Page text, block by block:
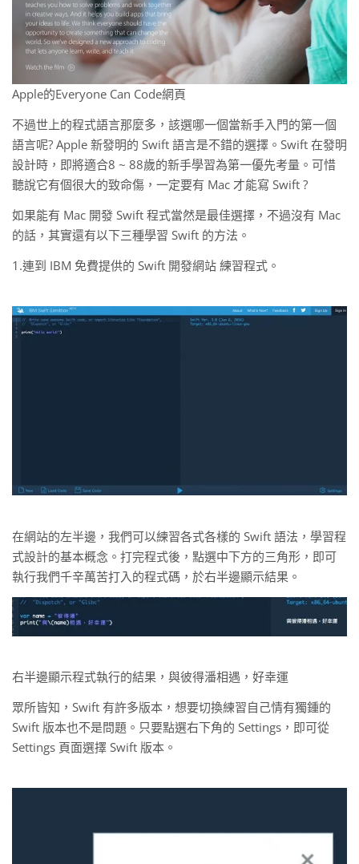
Apple的Everyone Can Code網頁
不過世上的程式語言那麼多，該選哪一個當新手入門的第一個
語言呢? Apple 新發明的 Swift 語言是不錯的選擇。Swift 在發明
設計時，即將適合8 ~ 88歲的新手學習為第一優先考量。可惜
聽說它有個很大的致命傷，一定要有 Mac 才能寫 Swift ?
如果能有 Mac 開發 Swift 程式當然是最佳選擇，不過沒有 Mac
的話，其實還有以下三種學習 Swift 的方法。
1.連到 IBM 免費提供的 Swift 開發網站 練習程式。
在網站的左半邊，我們可以練習各式各樣的 Swift 語法，學習程
式設計的基本概念。打完程式後，點選中下方的三角形，即可
執行我們千辛萬苦打入的程式碼，於右半邊顯示結果。
右半邊顯示程式執行的結果，與彼得潘相遇，好幸運
眾所皆知，Swift 有許多版本，想要切換練習自己情有獨鍾的
Swift 版本也不是問題。只要點選右下角的 Settings，即可從
Settings 頁面選擇 Swift 版本。